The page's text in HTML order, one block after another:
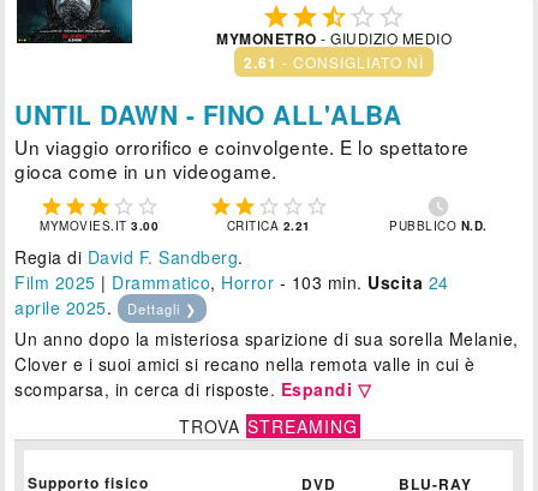
  
MYMONETRO - GIUDIZIO MEDIO
2.61 - CONSIGLIATO NÌ
UNTIL DAWN - FINO ALL'ALBA
Un viaggio orrorifico e coinvolgente. E lo spettatore
gioca come in un videogame.
    
MYMOVIES.IT3.00
    
CRITICA 2.21

PUBBLICO N.D.
Regia di David F. Sandberg.
Film 2025 | Drammatico, Horror - 103 min. Uscita 24
aprile 2025. Dettagli ❯
Un anno dopo la misteriosa sparizione di sua sorella Melanie,
Clover e i suoi amici si recano nella remota valle in cui è
scomparsa, in cerca di risposte. Espandi ▽
TROVA STREAMING
Supporto fisico DVD BLU-RAY